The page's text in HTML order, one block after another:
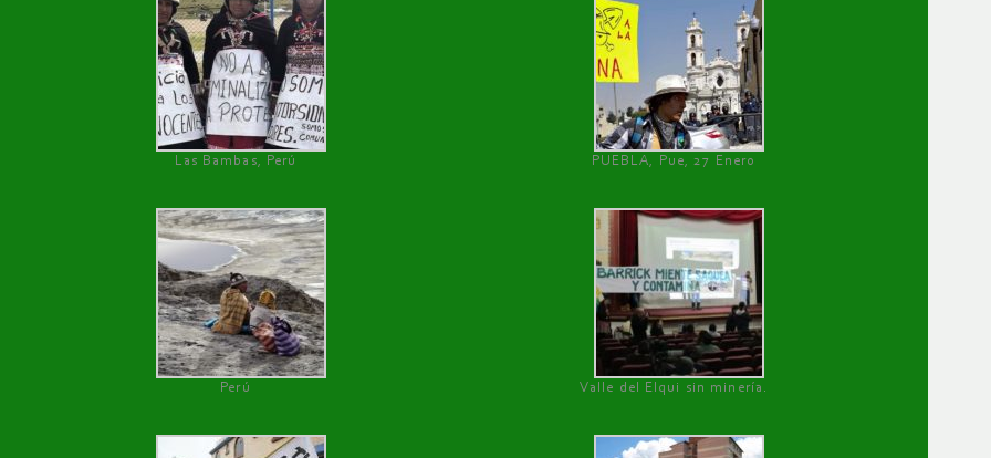
Las Bambas, Perú PUEBLA, Pue, 27 Enero
Perú Valle del Elqui sin minería.